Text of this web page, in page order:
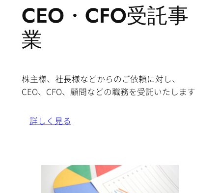
CEO・CFO受託事
業
株主様、社長様などからのご依頼に対し、
CEO、CFO、顧問などの職務を受託いたします
詳しく見る